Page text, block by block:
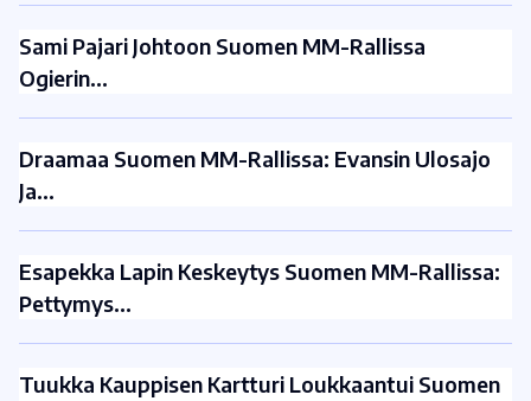
Sami Pajari Johtoon Suomen MM-Rallissa
Ogierin…
Draamaa Suomen MM-Rallissa: Evansin Ulosajo
Ja…
Esapekka Lapin Keskeytys Suomen MM-Rallissa:
Pettymys…
Tuukka Kauppisen Kartturi Loukkaantui Suomen